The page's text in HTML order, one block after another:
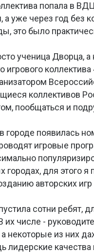
попала в
а уже через год без
это было
ученица Дворца,
игрового
коллективов
пообщаться и
городе появилась
игровые
городах, для этого
авторских
сотни ребят,
числе -
а некоторые из них
лидерские